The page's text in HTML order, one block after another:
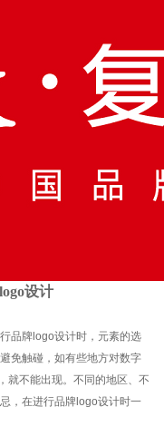
设计
品牌logo设计时，元素的选
免触碰，如有些地方对数字
就不能出现。不同的地区、不
，在进行品牌logo设计时一